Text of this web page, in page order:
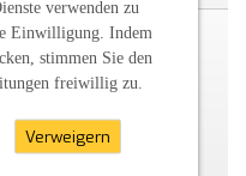
verwenden zu
Einwilligung. Indem
stimmen Sie den
freiwillig zu.
Verweigern